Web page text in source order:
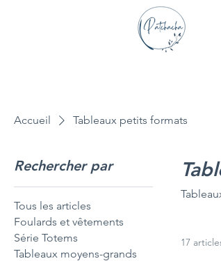
Accueil Tableaux petits formats
Rechercher par
Tous les articles
Foulards et vêtements
Série Totems
Tableaux moyens-grands
17